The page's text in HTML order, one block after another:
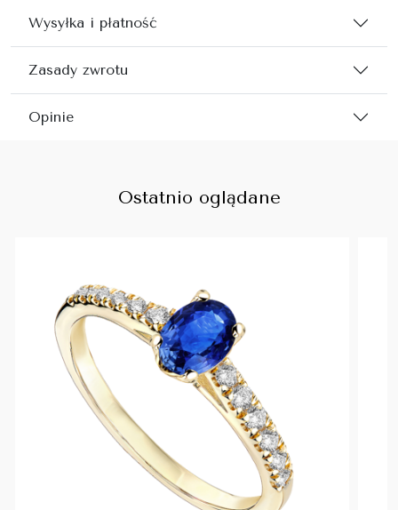
Wysyłka i płatność
Zasady zwrotu
Opinie
Ostatnio oglądane